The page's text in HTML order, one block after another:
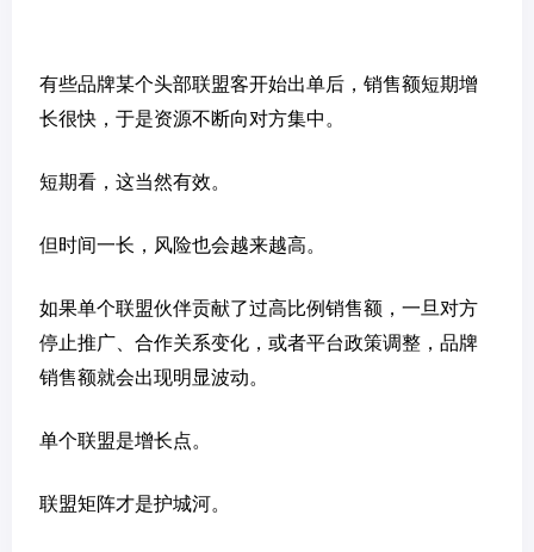
有些品牌某个头部联盟客开始出单后，销售额短期增
长很快，于是资源不断向对方集中。
短期看，这当然有效。
但时间一长，风险也会越来越高。
如果单个联盟伙伴贡献了过高比例销售额，一旦对方
停止推广、合作关系变化，或者平台政策调整，品牌
销售额就会出现明显波动。
单个联盟是增长点。
联盟矩阵才是护城河。